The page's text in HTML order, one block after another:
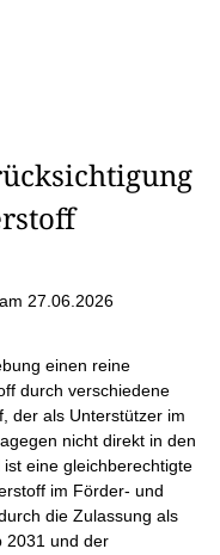
am 27.06.2026
einen reine
durch verschiedene
der als Unterstützer im
nicht direkt in den
eine gleichberechtigte
im Förder- und
die Zulassung als
2031 und der